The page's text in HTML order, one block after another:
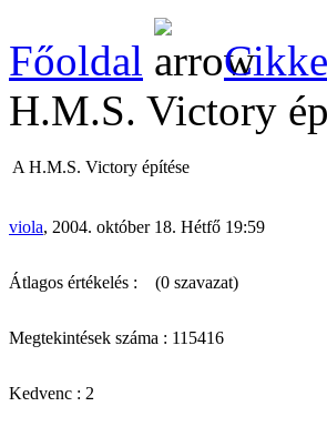
Főoldal
H.M.S. Victory
A H.M.S. Victory építése
viola, 2004. október 18. Hétfő 19:59
Átlagos értékelés : (0 szavazat)
Megtekintések száma : 115416
Kedvenc : 2